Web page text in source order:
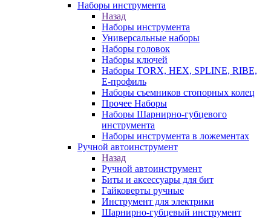
Наборы инструмента
Назад
Наборы инструмента
Универсальные наборы
Наборы головок
Наборы ключей
Наборы TORX, HEX, SPLINE, RIBE,
E-профиль
Наборы съемников стопорных колец
Прочее Наборы
Наборы Шарнирно-губцевого
инструмента
Наборы инструмента в ложементах
Ручной автоинструмент
Назад
Ручной автоинструмент
Биты и аксессуары для бит
Гайковерты ручные
Инструмент для электрики
Шарнирно-губцевый инструмент